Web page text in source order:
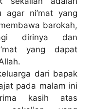
agar ni’mat yang
barokah,
dirinya dan
yang dapat
dari bapak
pada malam ini
kasih atas